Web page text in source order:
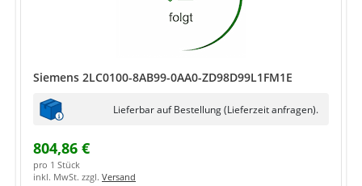
Siemens 2LC0100-8AB99-0AA0-ZD98D99L1FM1E
Lieferbar auf Bestellung (Lieferzeit anfragen).
804,86 €
pro 1 Stück
inkl. MwSt. zzgl. Versand